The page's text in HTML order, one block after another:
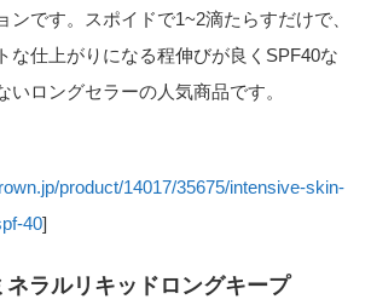
ンです。スポイドで1~2滴たらすだけで、
な仕上がりになる程伸びが良くSPF40な
いロングセラーの人気商品です。
product/14017/35675/intensive-skin-
40]
ネラルリキッドロングキープ